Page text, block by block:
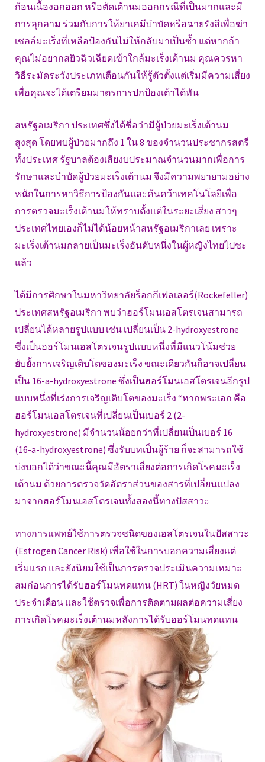
ก้อนเนื้องอกออก หรือตัดเต้านมออกกรณีที่เป็นมากและมี
การลุกลาม ร่วมกับการให้ยาเคมีบำบัดหรือฉายรังสีเพื่อฆ่า
เซลล์มะเร็งที่เหลือป้องกันไม่ให้กลับมาเป็นซ้ำ แต่หากถ้า
คุณไม่อยากสยิวฉิวเฉียดเข้าใกล้มะเร็งเต้านม คุณควรหา
วิธีระมัดระวังประเภทเตือนกันให้รู้ตัวตั้งแต่เริ่มมีความเสี่ยง
เพื่อคุณจะได้เตรียมมาตรการปกป้องเต้าได้ทัน
สหรัฐอเมริกา ประเทศซึ่งได้ชื่อว่ามีผู้ป่วยมะเร็งเต้านม
สูงสุด โดยพบผู้ป่วยมากถึง 1 ใน 8 ของจำนวนประชากรสตรี
ทั้งประเทศ รัฐบาลต้องเสียงบประมาณจำนวนมากเพื่อการ
รักษาและบำบัดผู้ป่วยมะเร็งเต้านม จึงมีความพยายามอย่าง
หนักในการหาวิธีการป้องกันและค้นคว้าเทคโนโลยีเพื่อ
การตรวจมะเร็งเต้านมให้ทราบตั้งแต่ในระยะเสี่ยง สาวๆ
ประเทศไทยเองก็ไม่ได้น้อยหน้าสหรัฐอเมริกาเลย เพราะ
มะเร็งเต้านมกลายเป็นมะเร็งอันดับหนึ่งในผู้หญิงไทยไปซะ
แล้ว
ได้มีการศึกษาในมหาวิทยาลัยร็อกกีเฟลเลอร์(Rockefeller)
ประเทศสหรัฐอเมริกา พบว่าฮอร์โมนเอสโตรเจนสามารถ
เปลี่ยนได้หลายรูปแบบ เช่น เปลี่ยนเป็น 2-hydroxyestrone
ซึ่งเป็นฮอร์โมนเอสโตรเจนรูปแบบหนึ่งที่มีแนวโน้มช่วย
ยับยั้งการเจริญเติบโตของมะเร็ง ขณะเดียวกันก็อาจเปลี่ยน
เป็น 16-a-hydroxyestrone ซึ่งเป็นฮอร์โมนเอสโตรเจนอีกรูป
แบบหนึ่งที่เร่งการเจริญเติบโตของมะเร็ง “หากพระเอก คือ
ฮอร์โมนเอสโตรเจนที่เปลี่ยนเป็นเบอร์ 2 (2-
hydroxyestrone) มีจำนวนน้อยกว่าที่เปลี่ยนเป็นเบอร์ 16
(16-a-hydroxyestrone) ซึ่งรับบทเป็นผู้ร้าย ก็จะสามารถใช้
บ่งบอกได้ว่าขณะนี้คุณมีอัตราเสี่ยงต่อการเกิดโรคมะเร็ง
เต้านม ด้วยการตรวจวัดอัตราส่วนของสารที่เปลี่ยนแปลง
มาจากฮอร์โมนเอสโตรเจนทั้งสองนี้ทางปัสสาวะ
ทางการแพทย์ใช้การตรวจชนิดของเอสโตรเจนในปัสสาวะ
(Estrogen Cancer Risk) เพื่อใช้ในการบอกความเสี่ยงแต่
เริ่มแรก และยังนิยมใช้เป็นการตรวจประเมินความเหมาะ
สมก่อนการได้รับฮอร์โมนทดแทน (HRT) ในหญิงวัยหมด
ประจำเดือน และใช้ตรวจเพื่อการติดตามผลต่อความเสี่ยง
การเกิดโรคมะเร็งเต้านมหลังการได้รับฮอร์โมนทดแทน